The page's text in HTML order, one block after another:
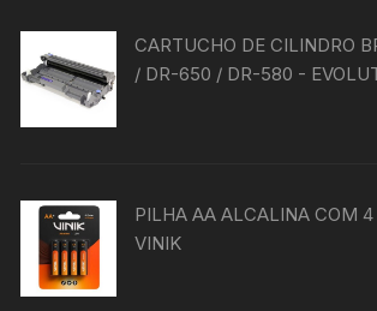
CARTUCHO DE CILINDRO
/ DR-650 / DR-580 -
PILHA AA ALCALINA COM 4
VINIK